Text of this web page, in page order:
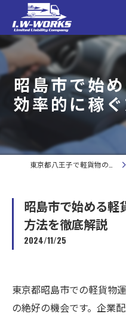
昭島市で始
効率的に稼
昭島市で始める軽
方法を徹底解説
2024/11/25
東京都昭島市での軽貨物
の絶好の機会です。企業